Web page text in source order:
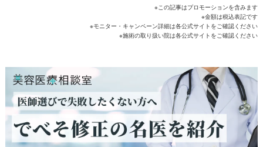
※この記事はプロモーションを含みます
※金額は税込表記です
※モニター・キャンペーン詳細は各公式サイトをご確認ください